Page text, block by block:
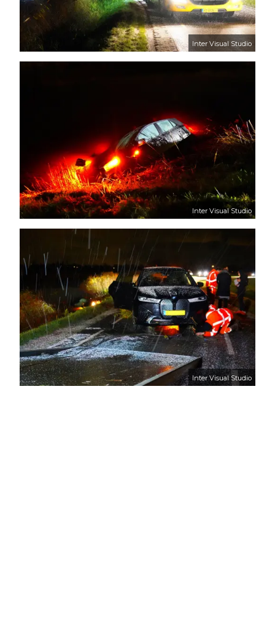
Inter Visual Studio
Inter Visual Studio
Inter Visual Studio